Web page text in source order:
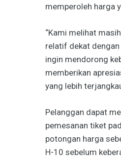
memperoleh harga
“Kami melihat
relatif dekat dengan
ingin mendorong
memberikan
yang lebih
Pelanggan dapat
pemesanan tiket
potongan harga
H-10 sebelum